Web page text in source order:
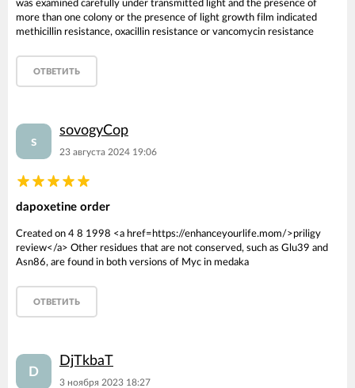
was examined carefully under transmitted light and the presence of
more than one colony or the presence of light growth film indicated
methicillin resistance, oxacillin resistance or vancomycin resistance
ОТВЕТИТЬ
s
sovogyCop
23 августа 2024 19:06
dapoxetine order
Created on 4 8 1998 <a href=https://enhanceyourlife.mom/>priligy
review</a> Other residues that are not conserved, such as Glu39 and
Asn86, are found in both versions of Myc in medaka
ОТВЕТИТЬ
D
DjTkbaT
3 ноября 2023 18:27